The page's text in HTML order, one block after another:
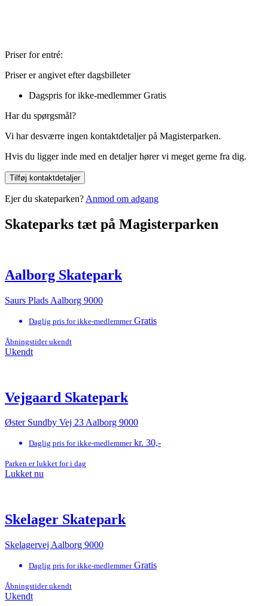
Priser for entré:
Priser er angivet efter dagsbilleter
Dagspris for ikke-medlemmerGratis
Har du spørgsmål?
Vi har desværre ingen kontaktdetaljer på Magisterparken.
Hvis du ligger inde med en detaljer hører vi meget gerne fra dig.
Tilføj kontaktdetaljer
Ejer du skateparken? Anmod om adgang
Skateparks tæt på Magisterparken
Aalborg Skatepark
Saurs Plads Aalborg 9000
Daglig pris for ikke-medlemmer Gratis
Åbningstider ukendt
Ukendt
Vejgaard Skatepark
Øster Sundby Vej 23 Aalborg 9000
Daglig pris for ikke-medlemmer kr. 30,-
Parken er lukket for i dag
Lukket nu
Skelager Skatepark
Skelagervej Aalborg 9000
Daglig pris for ikke-medlemmer Gratis
Åbningstider ukendt
Ukendt